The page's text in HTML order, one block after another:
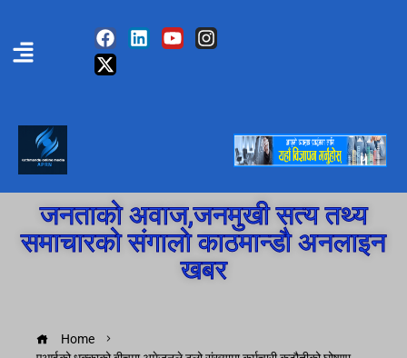
जनताको अवाज,जनमुखी सत्य तथ्य
समाचारको संगालो काठमान्डौ अनलाइन
खबर
Home